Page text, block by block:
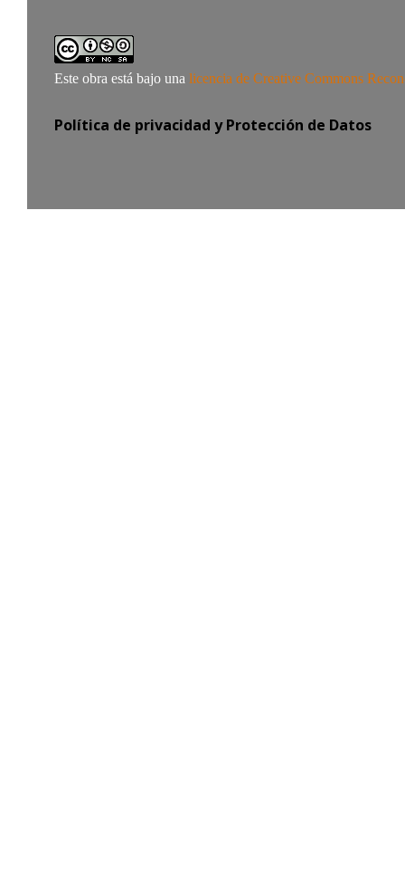
Este obra está bajo una licencia de Creative Commons
Política de privacidad y Protección de Datos